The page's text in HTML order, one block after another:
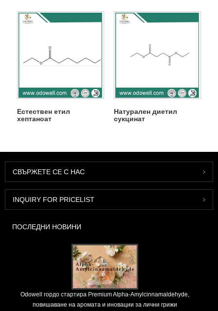
Естествен етил
хептаноат
Натурален диетил
сукцинат
СВЪРЖЕТЕ СЕ С НАС
INQUIRY FOR PRICELIST
ПОСЛЕДНИ НОВИНИ
Odowell гордо стартира Premium Alpha-Amylcinnamaldehyde,
повишаване на аромата и иновации за лични грижи